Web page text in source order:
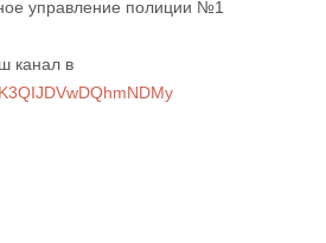
управление полиции №1
канал в